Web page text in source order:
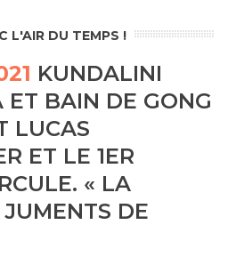
L'AIR DU TEMPS !
KUNDALINI
ET BAIN DE GONG
LUCAS
ET LE 1ER
« LA
DE